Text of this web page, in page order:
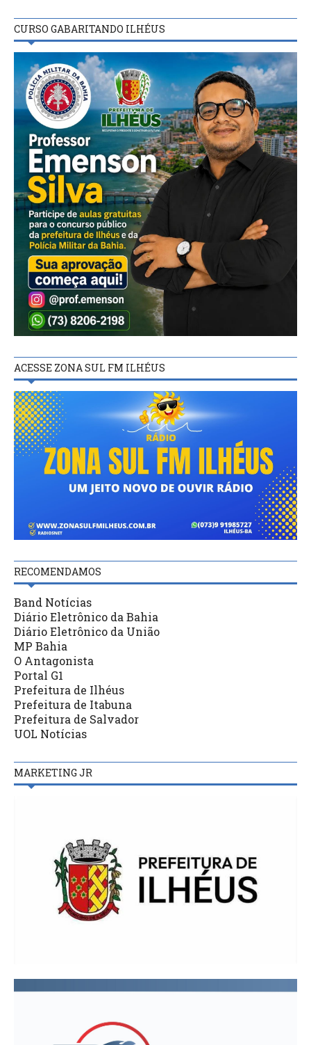
CURSO GABARITANDO ILHÉUS
ACESSE ZONA SUL FM ILHÉUS
RECOMENDAMOS
Band Notícias
Diário Eletrônico da Bahia
Diário Eletrônico da União
MP Bahia
O Antagonista
Portal G1
Prefeitura de Ilhéus
Prefeitura de Itabuna
Prefeitura de Salvador
UOL Notícias
MARKETING JR